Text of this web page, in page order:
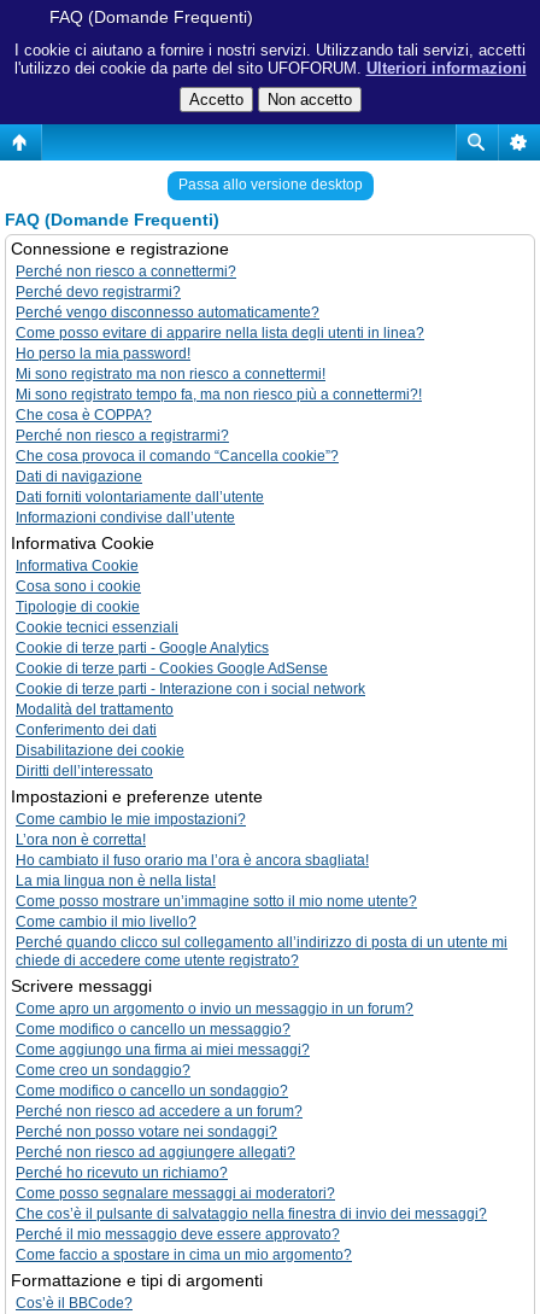
I cookie ci aiutano a fornire i nostri servizi. Utilizzando tali servizi, accetti
l'utilizzo dei cookie da parte del sito UFOFORUM. Ulteriori informazioni
FAQ (Domande Frequenti)
Passa allo versione desktop
FAQ (Domande Frequenti)
Connessione e registrazione
Perché non riesco a connettermi?
Perché devo registrarmi?
Perché vengo disconnesso automaticamente?
Come posso evitare di apparire nella lista degli utenti in linea?
Ho perso la mia password!
Mi sono registrato ma non riesco a connettermi!
Mi sono registrato tempo fa, ma non riesco più a connettermi?!
Che cosa è COPPA?
Perché non riesco a registrarmi?
Che cosa provoca il comando “Cancella cookie”?
Dati di navigazione
Dati forniti volontariamente dall’utente
Informazioni condivise dall’utente
Informativa Cookie
Informativa Cookie
Cosa sono i cookie
Tipologie di cookie
Cookie tecnici essenziali
Cookie di terze parti - Google Analytics
Cookie di terze parti - Cookies Google AdSense
Cookie di terze parti - Interazione con i social network
Modalità del trattamento
Conferimento dei dati
Disabilitazione dei cookie
Diritti dell’interessato
Impostazioni e preferenze utente
Come cambio le mie impostazioni?
L’ora non è corretta!
Ho cambiato il fuso orario ma l’ora è ancora sbagliata!
La mia lingua non è nella lista!
Come posso mostrare un’immagine sotto il mio nome utente?
Come cambio il mio livello?
Perché quando clicco sul collegamento all’indirizzo di posta di un utente mi
chiede di accedere come utente registrato?
Scrivere messaggi
Come apro un argomento o invio un messaggio in un forum?
Come modifico o cancello un messaggio?
Come aggiungo una firma ai miei messaggi?
Come creo un sondaggio?
Come modifico o cancello un sondaggio?
Perché non riesco ad accedere a un forum?
Perché non posso votare nei sondaggi?
Perché non riesco ad aggiungere allegati?
Perché ho ricevuto un richiamo?
Come posso segnalare messaggi ai moderatori?
Che cos’è il pulsante di salvataggio nella finestra di invio dei messaggi?
Perché il mio messaggio deve essere approvato?
Come faccio a spostare in cima un mio argomento?
Formattazione e tipi di argomenti
Cos’è il BBCode?